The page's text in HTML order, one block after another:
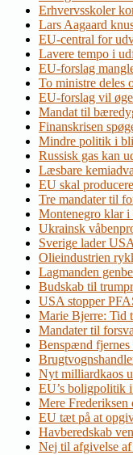
Erhvervsskoler
Lars Aagaard
EU-central for
Lavere tempo i
EU-forslag
To ministre deles
EU-forslag vil
Mandat til
Finanskrisen
Mindre politik i
Russisk gas kan
Læsbare
EU skal
Tre mandater til
Montenegro klar
Ukrainsk
Sverige lader
Olieindustrien
Lagmanden
Budskab til
USA stopper
Marie Bjerre: Tid
Mandater til
Benspænd
Nyt milliardkaos
EU’s boligpolitik i
Mere
EU tæt på at
Havberedskab
Nej til afgivelse